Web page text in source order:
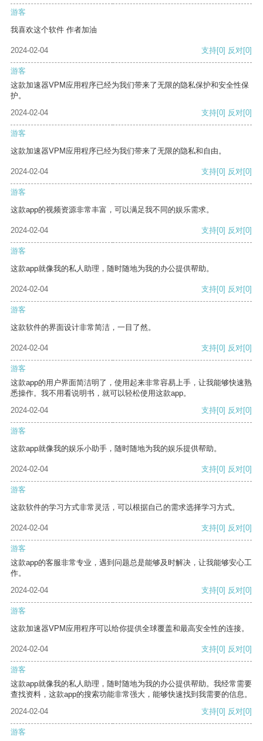
游客
我喜欢这个软件 作者加油
2024-02-04 支持[0] 反对[0]
游客
这款加速器VPM应用程序已经为我们带来了无限的隐私保护和安全性保
护。
2024-02-04
支持[0] 反对[0]
游客
这款加速器VPM应用程序已经为我们带来了无限的隐私和自由。
2024-02-04 支持[0] 反对[0]
游客
这款app的视频资源非常丰富，可以满足我不同的娱乐需求。
2024-02-04 支持[0] 反对[0]
游客
这款app就像我的私人助理，随时随地为我的办公提供帮助。
2024-02-04 支持[0] 反对[0]
游客
这款软件的界面设计非常简洁，一目了然。
2024-02-04 支持[0] 反对[0]
游客
这款app的用户界面简洁明了，使用起来非常容易上手，让我能够快速熟
悉操作。我不用看说明书，就可以轻松使用这款app。
2024-02-04
支持[0] 反对[0]
游客
这款app就像我的娱乐小助手，随时随地为我的娱乐提供帮助。
2024-02-04 支持[0] 反对[0]
游客
这款软件的学习方式非常灵活，可以根据自己的需求选择学习方式。
2024-02-04 支持[0] 反对[0]
游客
这款app的客服非常专业，遇到问题总是能够及时解决，让我能够安心工
作。
2024-02-04
支持[0] 反对[0]
游客
这款加速器VPM应用程序可以给你提供全球覆盖和最高安全性的连接。
2024-02-04 支持[0] 反对[0]
游客
这款app就像我的私人助理，随时随地为我的办公提供帮助。我经常需要
查找资料，这款app的搜索功能非常强大，能够快速找到我需要的信息。
2024-02-04
支持[0] 反对[0]
游客